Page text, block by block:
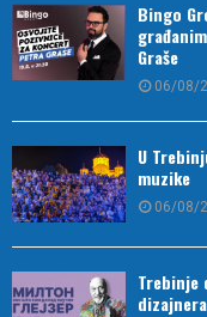
Bingo
Graše
06/08/
U
muzike
06/08/
Trebinje